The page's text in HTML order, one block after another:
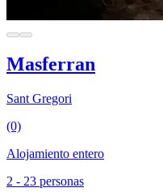
Masferran
Sant Gregori
(0)
Alojamiento entero
2 - 23 personas